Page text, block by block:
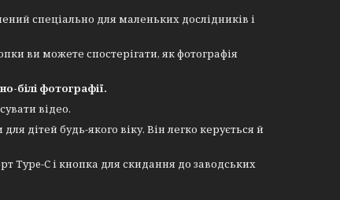
спеціально для маленьких дослідників і
ви можете спостерігати, як фотографія
білі фотографії.
відео.
дітей будь-якого віку. Він легко керується й
Type-C і кнопка для скидання до заводських